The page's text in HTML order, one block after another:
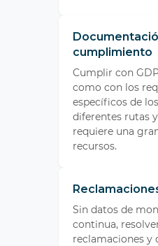
cumplimiento
Cumplir con
como con los
específicos de
diferentes rutas
requiere una
recursos.
Sin datos de
continua,
reclamaciones y